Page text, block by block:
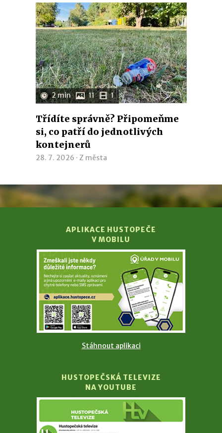
2 min 11 1
Třídíte správně? Připomeňme
si, co patří do jednotlivých
kontejnerů
28. 7. 2026 · Z města
APLIKACE HUSTOPEČE
V MOBILU
Stáhnout aplikaci
HUSTOPEČSKÁ TELEVIZE
NA YOUTUBE